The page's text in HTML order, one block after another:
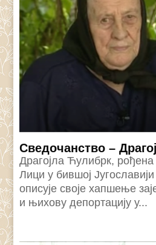
Сведочанство –
Драгојла Ћулибрк,
Лици у бившој Југославији
описује своје хапшење
и њихову депортацију у...